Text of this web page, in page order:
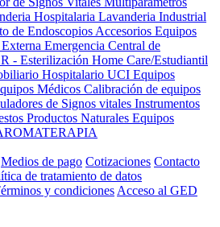
Hospitalaria Lavanderia Industrial
de Endoscopios Accesorios Equipos
Emergencia Central de
- Esterilización Home Care/Estudiantil
Hospitalario UCI Equipos
Médicos Calibración de equipos
de Signos vitales Instrumentos
Productos Naturales Equipos
Medios de pago Cotizaciones Contacto
de tratamiento de datos
y condiciones Acceso al GED